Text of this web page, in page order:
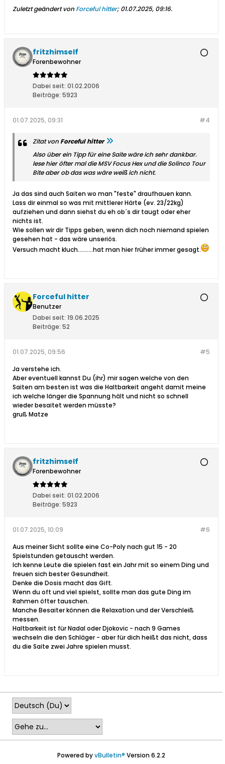
Zuletzt geändert von Forceful hitter; 01.07.2025, 09:16.
fritzhimself
Forenbewohner
Dabei seit: 01.02.2006
Beiträge: 5923
#4
01.07.2025, 09:31
Zitat vonForceful hitter
Also über ein Tipp für eine Saite wäre ich sehr dankbar.
lese hier öfter mal die MSV Focus Hex und die Solinco Tour
Bite aber ob das was wäre weiß ich nicht.
Ja das sind auch Saiten wo man "feste" draufhauen kann.
Lass dir einmal so was mit mittlerer Härte (ev. 23/22kg)
aufziehen und dann siehst du eh ob´s dir taugt oder eher
nichts ist.
Wie sollen wir dir Tipps geben, wenn dich noch niemand spielen
gesehen hat - das wäre unseriös.
Versuch macht kluch..........hat man hier früher immer gesagt.
Forceful hitter
Benutzer
Dabei seit: 19.06.2025
Beiträge: 52
#5
01.07.2025, 09:56
Ja verstehe ich.
Aber eventuell kannst Du (ihr) mir sagen welche von den
Saiten am besten ist was die Haltbarkeit angeht damit meine
ich welche länger die Spannung hält und nicht so schnell
wieder besaitet werden müsste?
gruß Matze
fritzhimself
Forenbewohner
Dabei seit: 01.02.2006
Beiträge: 5923
#6
01.07.2025, 10:09
Aus meiner Sicht sollte eine Co-Poly nach gut 15 - 20
Spielstunden getauscht werden.
Ich kenne Leute die spielen fast ein Jahr mit so einem Ding und
freuen sich bester Gesundheit.
Denke die Dosis macht das Gift.
Wenn du oft und viel spielst, sollte man das gute Ding im
Rahmen öfter tauschen.
Manche Besaiter können die Relaxation und der Verschleiß
messen.
Haltbarkeit ist für Nadal oder Djokovic - nach 9 Games
wechseln die den Schläger - aber für dich heißt das nicht, dass
du die Saite zwei Jahre spielen musst.
Powered byvBulletin® Version 6.2.2